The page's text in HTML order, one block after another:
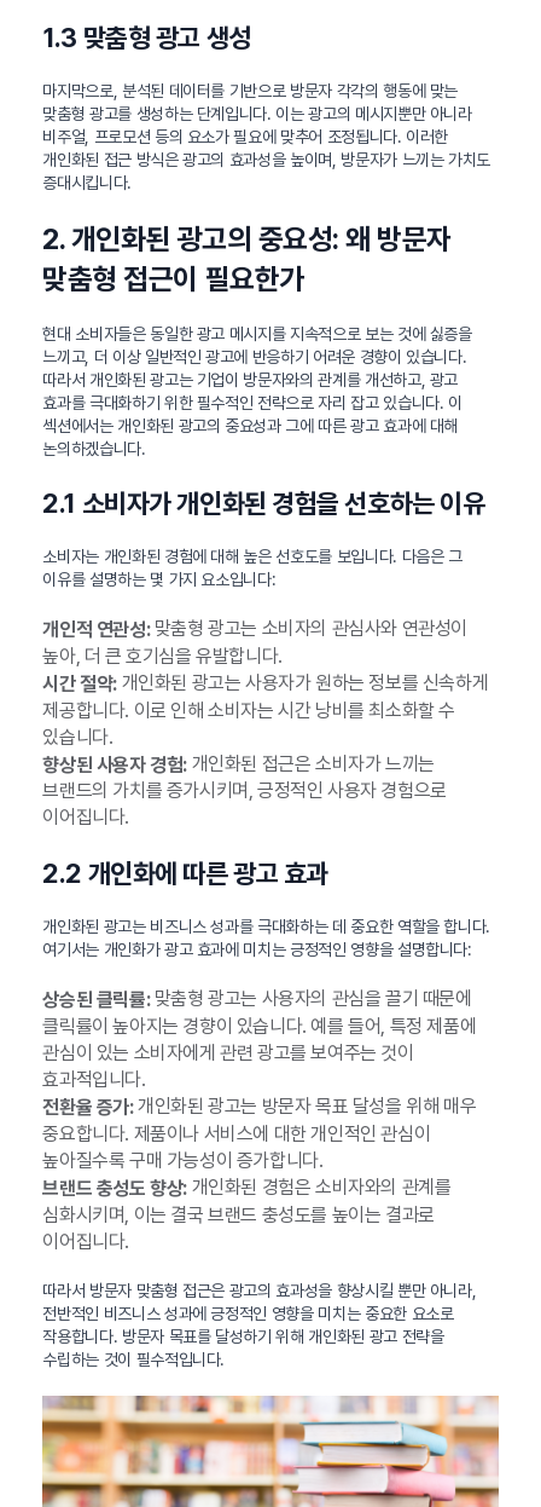
1.3 맞춤형 광고 생성
마지막으로, 분석된 데이터를 기반으로 방문자 각각의 행동에 맞는
맞춤형 광고를 생성하는 단계입니다. 이는 광고의 메시지뿐만 아니라
비주얼, 프로모션 등의 요소가 필요에 맞추어 조정됩니다. 이러한
개인화된 접근 방식은 광고의 효과성을 높이며, 방문자가 느끼는 가치도
증대시킵니다.
2. 개인화된 광고의 중요성: 왜 방문자
맞춤형 접근이 필요한가
현대 소비자들은 동일한 광고 메시지를 지속적으로 보는 것에 싫증을
느끼고, 더 이상 일반적인 광고에 반응하기 어려운 경향이 있습니다.
따라서 개인화된 광고는 기업이 방문자와의 관계를 개선하고, 광고
효과를 극대화하기 위한 필수적인 전략으로 자리 잡고 있습니다. 이
섹션에서는 개인화된 광고의 중요성과 그에 따른 광고 효과에 대해
논의하겠습니다.
2.1 소비자가 개인화된 경험을 선호하는 이유
소비자는 개인화된 경험에 대해 높은 선호도를 보입니다. 다음은 그
이유를 설명하는 몇 가지 요소입니다:
개인적 연관성:맞춤형 광고는 소비자의 관심사와 연관성이
높아, 더 큰 호기심을 유발합니다.
시간 절약:개인화된 광고는 사용자가 원하는 정보를 신속하게
제공합니다. 이로 인해 소비자는 시간 낭비를 최소화할 수
있습니다.
향상된 사용자 경험:개인화된 접근은 소비자가 느끼는
브랜드의 가치를 증가시키며, 긍정적인 사용자 경험으로
이어집니다.
2.2 개인화에 따른 광고 효과
개인화된 광고는 비즈니스 성과를 극대화하는 데 중요한 역할을 합니다.
여기서는 개인화가 광고 효과에 미치는 긍정적인 영향을 설명합니다:
상승된 클릭률:맞춤형 광고는 사용자의 관심을 끌기 때문에
클릭률이 높아지는 경향이 있습니다. 예를 들어, 특정 제품에
관심이 있는 소비자에게 관련 광고를 보여주는 것이
효과적입니다.
전환율 증가:개인화된 광고는 방문자 목표 달성을 위해 매우
중요합니다. 제품이나 서비스에 대한 개인적인 관심이
높아질수록 구매 가능성이 증가합니다.
브랜드 충성도 향상:개인화된 경험은 소비자와의 관계를
심화시키며, 이는 결국 브랜드 충성도를 높이는 결과로
이어집니다.
따라서 방문자 맞춤형 접근은 광고의 효과성을 향상시킬 뿐만 아니라,
전반적인 비즈니스 성과에 긍정적인 영향을 미치는 중요한 요소로
작용합니다. 방문자 목표를 달성하기 위해 개인화된 광고 전략을
수립하는 것이 필수적입니다.